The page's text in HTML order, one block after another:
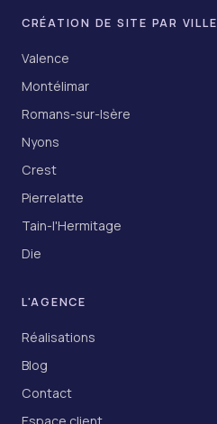
CRÉATION DE SITE PAR VILLE
Valence
Montélimar
Romans-sur-Isère
Nyons
Crest
Pierrelatte
Tain-l'Hermitage
Die
L'AGENCE
Réalisations
Blog
Contact